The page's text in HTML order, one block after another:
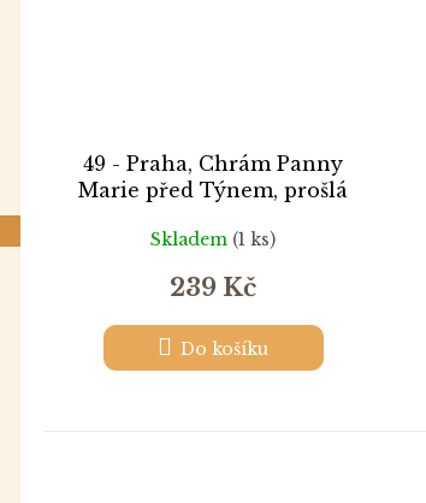
49 - Praha, Chrám Panny
Marie před Týnem, prošlá
Skladem (1 ks)
239 Kč
Do košíku